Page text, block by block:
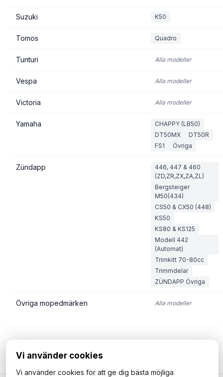
Suzuki K50
Tomos Quadro
Tunturi Alla modeller
Vespa Alla modeller
Victoria Alla modeller
Yamaha
CHAPPY (LB50)
DT50MX
DT50R
FS1
Övriga
Zündapp
446, 447 & 460
(ZD,ZR,ZX,ZA,ZL)
Bergsteiger
M50(434)
CS50 & CX50 (448)
KS50
KS80 & KS125
Modell 442
(Automat)
Trimkitt 70-80cc
Trimmdelar
ZÜNDAPP Övriga
Övriga mopedmärken Alla modeller
Vi använder cookies
Vi använder cookies för att ge dig bästa möjliga